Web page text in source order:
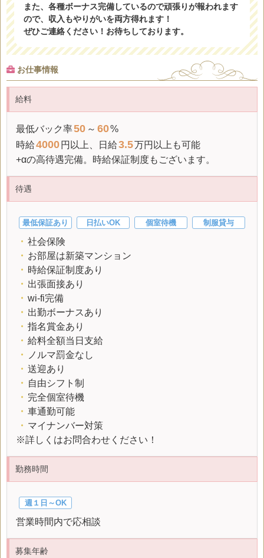
また、各種ボーナス完備しているので頑張りが報われます
ので、収入もやりがいを両方得れます！
ぜひご連絡ください！お待ちしております。
お仕事情報
給料
最低バック率50 ～ 60%
時給4000 円以上、 日給3.5万円以上も可能
+αの高待遇完備。 時給保証制度もございます。
待遇
最低保証あり 日払いOK 個室待機 制服貸与
・ 社会保険
・ お部屋は新築マンション
・ 時給保証制度あり
・ 出張面接あり
・ wi-fi完備
・ 出勤ボーナスあり
・ 指名賞金あり
・ 給料全額当日支給
・
ノルマ罰金なし
・ 送迎あり
・ 自由シフト制
・ 完全個室待機
・ 車通勤可能
・ マイナンバー対策
※詳しくはお問合わせください！
勤務時間
週１日～OK
営業時間内で応相談
募集年齢